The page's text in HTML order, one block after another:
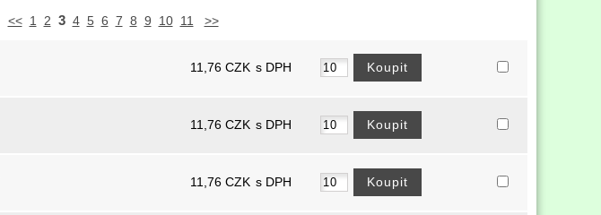
<< 1 2 3 4 5 6 7 8 9 10 11 >>
11,76 CZK s DPH
11,76 CZK s DPH
11,76 CZK s DPH